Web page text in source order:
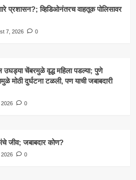
प्रशासन?; व्हिडिओनंतरच वाहतूक पोलिसावर
7, 2026 0
उघड्या चेंबरमुळे वृद्ध महिला पडल्या; पुणे
मोठी दुर्घटना टळली, पण याची जबाबदारी
0
जीव; जबाबदार कोण?
0